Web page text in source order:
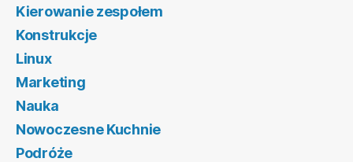
Kierowanie zespołem
Konstrukcje
Linux
Marketing
Nauka
Nowoczesne Kuchnie
Podróże